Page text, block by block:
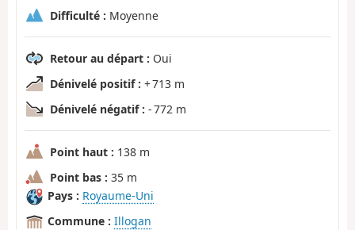
Difficulté : Moyenne
Retour au départ : Oui
Dénivelé positif : + 713 m
Dénivelé négatif : - 772 m
Point haut : 138 m
Point bas : 35 m
Pays : Royaume-Uni
Commune : Illogan